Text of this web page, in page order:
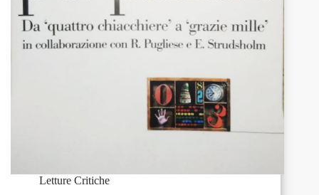
previsto,
Milano,
Raffaello
Editore,
Collana
“Scienza
Letture Critiche